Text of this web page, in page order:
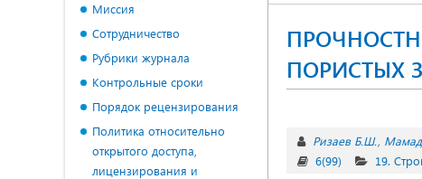
ПОРИСТЫХ
Ризаев Б.Ш.
6(99)
19.
Миссия
Сотрудничество
Рубрики журнала
Контрольные сроки
Порядок рецензирования
Политика относительно
открытого доступа,
лицензирования и